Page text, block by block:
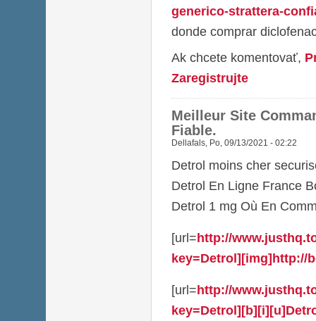
generico-strattera-
donde comprar
Ak chcete komentovať,
Zaregistrujte
Meilleur Site
Fiable.
Dellafals, Po, 09/13/2021 - 02:22
Detrol moins cher
Detrol En Ligne France
Detrol 1 mg Où En
[url=http://
key=Detrol][img]http://
[url=http://